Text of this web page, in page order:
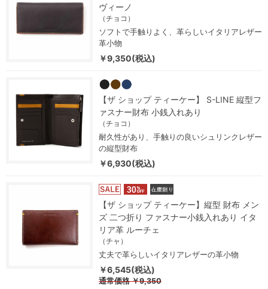
ヴィーノ
（チョコ）
ソフトで手触りよく、革らしいイタリアレザー
革小物
￥9,350(税込)
【ザ ショップ ティーケー】 S-LINE 縦型フ
ァスナー財布 小銭入れあり
（チョコ）
耐久性があり、手触りの良いシュリンクレザー
の縦型財布
￥6,930(税込)
【ザ ショップ ティーケー】縦型 財布 メン
ズ 二つ折り ファスナー小銭入れあり イタ
リア革 ルーチェ
（チャ）
丈夫で革らしいイタリアレザーの革小物
￥6,545(税込)
通常価格￥9,350